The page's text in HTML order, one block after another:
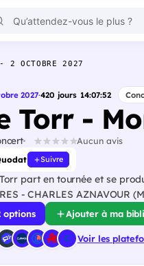
2 OCTOBRE 2027
2027·420 jours 14:07:51
Torr -
Aucun avis
Suivre
part en tournée et se
- CHARLES AZNAVOUR
options Ajouter à ma
Voir les